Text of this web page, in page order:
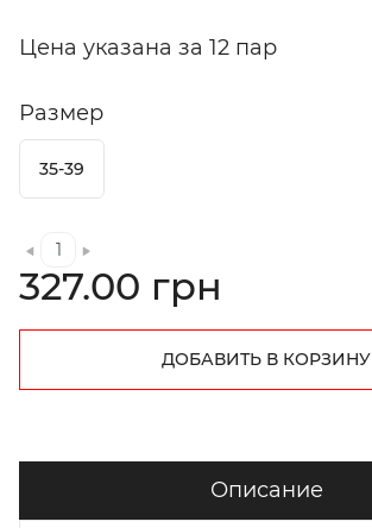
Цена указана за 12 пар
Размер
35-39
327.00 грн
ДОБАВИТЬ В КОРЗИНУ
Описание